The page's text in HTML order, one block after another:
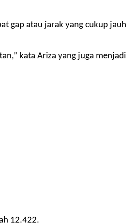
gap atau jarak yang cukup jauh
kata Ariza yang juga menjadi
12.422.